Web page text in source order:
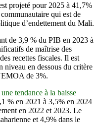
projeté pour 2025 à 41,7%
qui est de
d’endettement du Mali.
de 3,9 % du PIB en 2023 à
de maîtrise des
recettes fiscales. Il est
niveau en dessous du critère
de 3%.
tendance à la baisse
% en 2021 à 3,5% en 2024
en 2022 et 2023. Le
et 4,9% dans le